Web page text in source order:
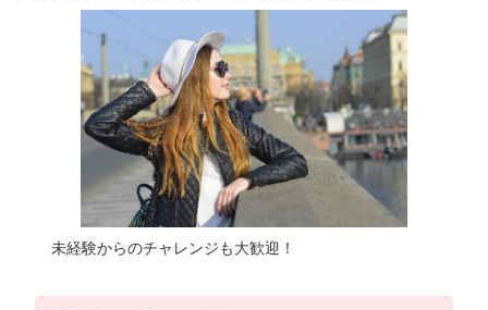
未経験からのチャレンジも大歓迎！